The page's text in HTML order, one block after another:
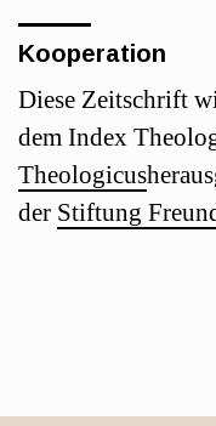
Kooperation
Diese Zeitschrift
dem Index
Theologicus
der Stiftung